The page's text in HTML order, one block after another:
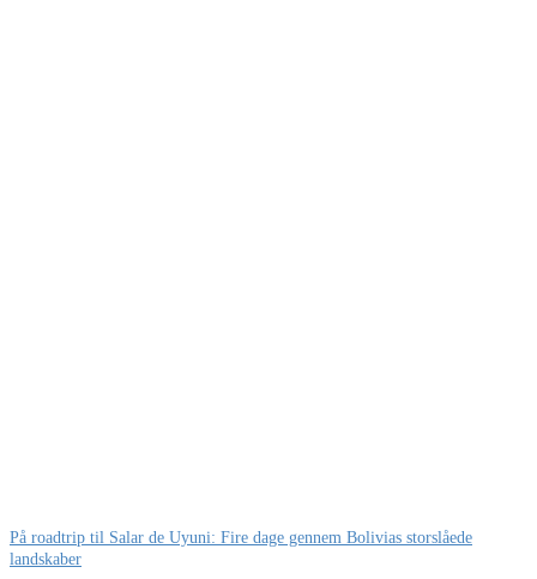
På roadtrip til Salar de Uyuni: Fire dage gennem Bolivias storslåede
landskaber